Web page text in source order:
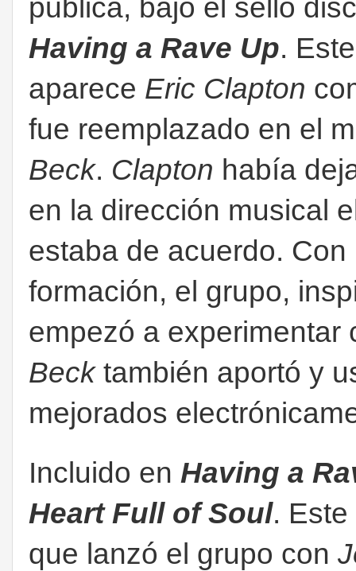
publica, bajo el sello
Having a Rave Up.
aparece Eric Clapton
fue reemplazado en el
Beck. Clapton había
en la dirección musical
estaba de acuerdo.
formación, el grupo,
empezó a experimentar
Becktambién aportó y
mejorados
Incluido en Having a
Heart Full of Soul. Este
que lanzó el grupo con